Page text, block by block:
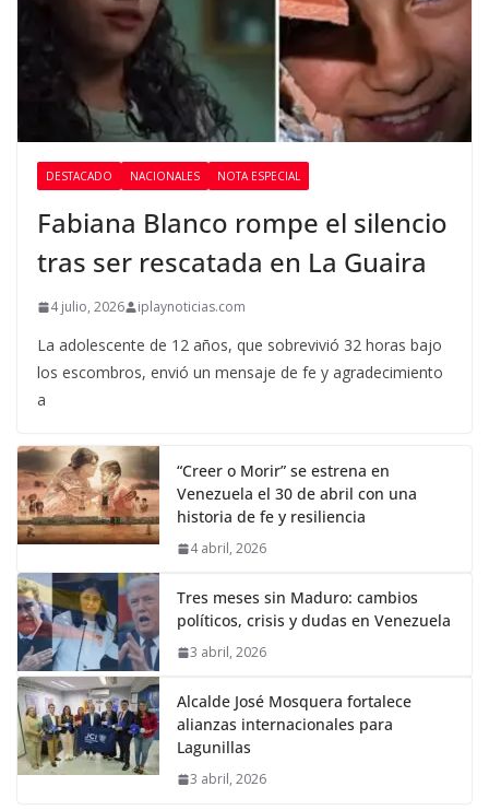
DESTACADO NACIONALES NOTA ESPECIAL
Fabiana Blanco rompe el silencio
tras ser rescatada en La Guaira
4 julio, 2026 iplaynoticias.com
La adolescente de 12 años, que sobrevivió 32 horas bajo
los escombros, envió un mensaje de fe y agradecimiento
a
“Creer o Morir” se estrena en
Venezuela el 30 de abril con una
historia de fe y resiliencia
4 abril, 2026
Tres meses sin Maduro: cambios
políticos, crisis y dudas en Venezuela
3 abril, 2026
Alcalde José Mosquera fortalece
alianzas internacionales para
Lagunillas
3 abril, 2026